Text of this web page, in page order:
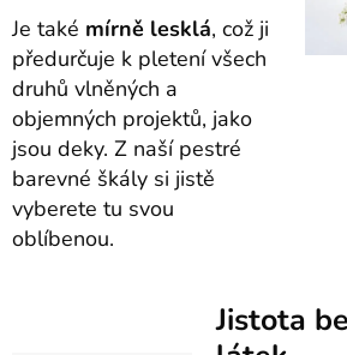
Je také mírně lesklá, což ji
předurčuje k pletení všech
druhů vlněných a
objemných projektů, jako
jsou deky. Z naší pestré
barevné škály si jistě
vyberete tu svou
oblíbenou.
Jistota